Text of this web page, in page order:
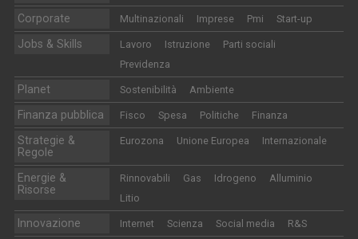
Corporate Multinazionali Imprese Pmi Start-up
Jobs & Skills Lavoro Istruzione
Parti sociali
Previdenza
Planet Sostenibilità Ambiente
Finanza pubblica Fisco Spesa Politiche Finanza
Strategie &
Regole
Eurozona Unione Europea Internazionale
Energie &
Risorse
Rinnovabili Gas Idrogeno
Alluminio
Litio
Innovazione Internet Scienza Social media R&S